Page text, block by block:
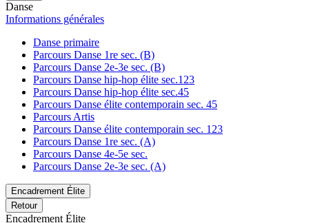
Danse
Informations générales
Danse primaire
Parcours Danse 1re sec. (B)
Parcours Danse 2e-3e sec. (B)
Parcours Danse hip-hop élite sec.123
Parcours Danse hip-hop élite sec.45
Parcours Danse élite contemporain sec. 45
Parcours Artis
Parcours Danse élite contemporain sec. 123
Parcours Danse 1re sec. (A)
Parcours Danse 4e-5e sec.
Parcours Danse 2e-3e sec. (A)
Encadrement Élite
Retour
Encadrement Élite